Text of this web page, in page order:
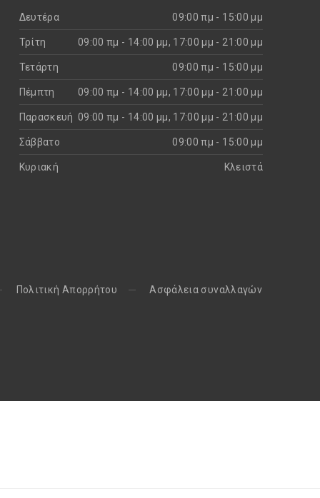
Δευτέρα 09:00 πμ - 15:00 μμ
Τρίτη 09:00 πμ - 14:00 μμ, 17:00 μμ - 21:00 μμ
Τετάρτη 09:00 πμ - 15:00 μμ
Πέμπτη 09:00 πμ - 14:00 μμ, 17:00 μμ - 21:00 μμ
Παρασκευή 09:00 πμ - 14:00 μμ, 17:00 μμ - 21:00 μμ
Σάββατο 09:00 πμ - 15:00 μμ
Κυριακή Kλειστά
Πολιτική Απορρήτου Aσφάλεια συναλλαγών